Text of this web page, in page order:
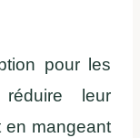
pour les
leur
en mangeant